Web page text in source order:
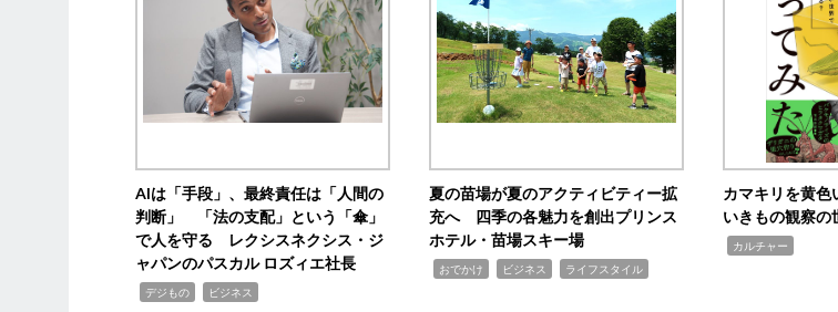
AIは「手段」、最終責任は「人間の
判断」 「法の支配」という「傘」
で人を守る レクシスネクシス・ジ
ャパンのパスカル ロズィエ社長
デジもの ビジネス
夏の苗場が夏のアクティビティー拡
充へ 四季の各魅力を創出プリンス
ホテル・苗場スキー場
おでかけ ビジネス ライフスタイル
カマキリを黄
いきもの観察の
カルチャー